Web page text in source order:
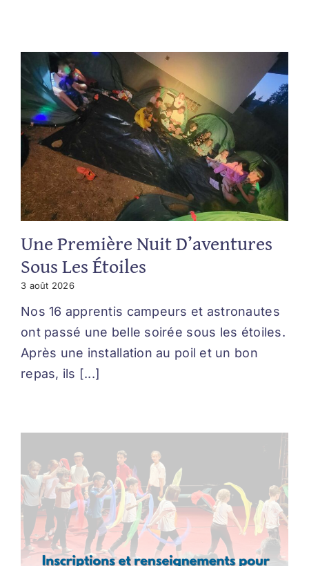
Une Première Nuit D’aventures
Sous Les Étoiles
3 août 2026
Nos 16 apprentis campeurs et astronautes
ont passé une belle soirée sous les étoiles.
Après une installation au poil et un bon
repas, ils [...]